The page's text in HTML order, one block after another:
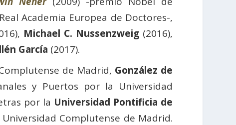
Academia Europea de Doctores-,
Michael C. Nussenzweig(2016),
García (2017).
de Madrid, González de
y Puertos por la Universidad
por la Universidad Pontificia de
Complutense de Madrid.